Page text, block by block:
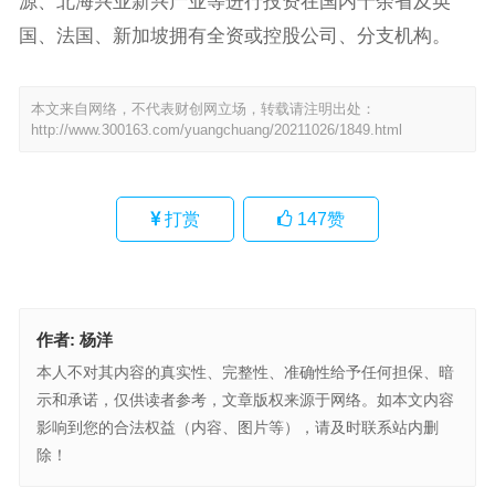
国、法国、新加坡拥有全资或控股公司、分支机构。
本文来自网络，不代表财创网立场，转载请注明出处：
http://www.300163.com/yuangchuang/20211026/1849.html
打赏 147赞
作者: 杨洋
本人不对其内容的真实性、完整性、准确性给予任何担保、暗
示和承诺，仅供读者参考，文章版权来源于网络。如本文内容
影响到您的合法权益（内容、图片等），请及时联系站内删
除！